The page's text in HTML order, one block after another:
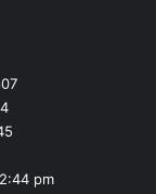
pm